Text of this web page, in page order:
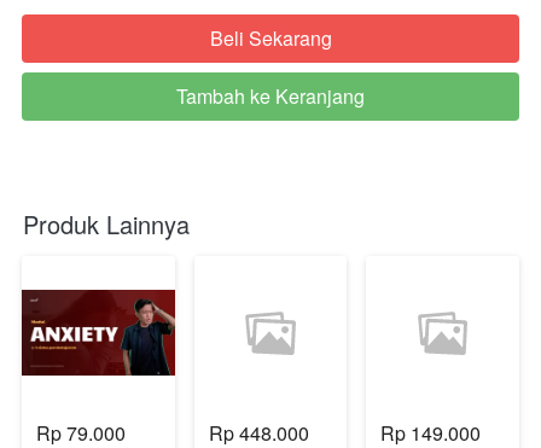
`Beli Sekarang
`
Tambah ke Keranjang
Produk Lainnya
Rp 79.000 Rp 448.000 Rp 149.000